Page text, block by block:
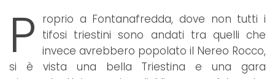
P roprio a Fontanafredda, dove non tutti i
tifosi triestini sono andati tra quelli che
invece avrebbero popolato il Nereo Rocco,
si è vista una bella Triestina e una gara